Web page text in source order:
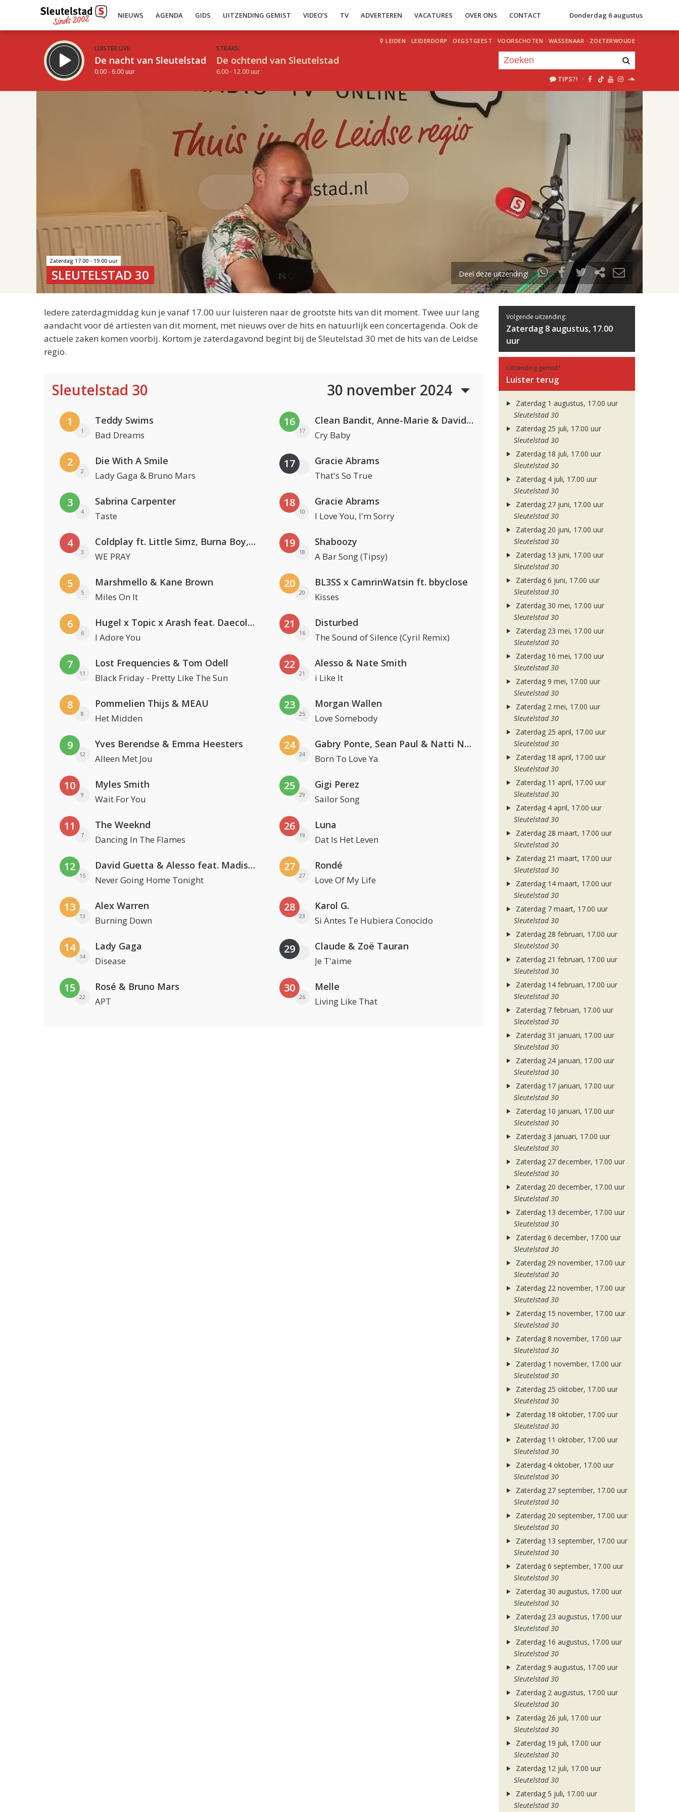
NIEUWS AGENDA GIDS UITZENDING GEMIST VIDEO’S TV ADVERTEREN VACATURES OVER ONS CONTACT Donderdag 6 augustus
LUISTER LIVE:
De nacht van Sleutelstad
0.00 - 6.00 uur
STRAKS:
De ochtend van Sleutelstad
6.00 - 12.00 uur
LEIDEN · LEIDERDORP · OEGSTGEEST · VOORSCHOTEN · WASSENAAR · ZOETERWOUDE
TIPS?! ·
uur 1 van 2
Volgend uur
Zaterdag 17.00 - 19.00 uur
SLEUTELSTAD 30 Deel deze uitzending!
Iedere zaterdagmiddag kun je vanaf 17.00 uur luisteren naar de grootste hits van dit moment. Twee uur lang
aandacht voor dé artiesten van dit moment, met nieuws over de hits en natuurlijk een concertagenda. Ook de
actuele zaken komen voorbij. Kortom je zaterdagavond begint bij de Sleutelstad 30 met de hits van de Leidse
regio.
Sleutelstad 30 30 november 2024
1
1
Teddy Swims
Bad Dreams
2
2
Die With A Smile
Lady Gaga & Bruno Mars
3
4
Sabrina Carpenter
Taste
4
3
Coldplay ft. Little Simz, Burna Boy, Elyanna & Tini
WE PRAY
5
5
Marshmello & Kane Brown
Miles On It
6
6
Hugel x Topic x Arash feat. Daecolm
I Adore You
7
11
Lost Frequencies & Tom Odell
Black Friday - Pretty Like The Sun
8
8
Pommelien Thijs & MEAU
Het Midden
9
12
Yves Berendse & Emma Heesters
Alleen Met Jou
10
9
Myles Smith
Wait For You
11
7
The Weeknd
Dancing In The Flames
12
15
David Guetta & Alesso feat. Madison Love
Never Going Home Tonight
13
13
Alex Warren
Burning Down
14
14
Lady Gaga
Disease
15
22
Rosé & Bruno Mars
APT
16
17
Clean Bandit, Anne-Marie & David Guetta
Cry Baby
17 Gracie Abrams
That's So True
18
10
Gracie Abrams
I Love You, I'm Sorry
19
18
Shaboozy
A Bar Song (Tipsy)
20
20
BL3SS x CamrinWatsin ft. bbyclose
Kisses
21
16
Disturbed
The Sound of Silence (Cyril Remix)
22
21
Alesso & Nate Smith
i Like It
23
25
Morgan Wallen
Love Somebody
24
24
Gabry Ponte, Sean Paul & Natti Natasha
Born To Love Ya
25
29
Gigi Perez
Sailor Song
26
19
Luna
Dat Is Het Leven
27
27
Rondé
Love Of My Life
28
23
Karol G.
Si Antes Te Hubiera Conocido
29 Claude & Zoë Tauran
Je T'aime
30
26
Melle
Living Like That
Volgende uitzending:
Zaterdag 8 augustus, 17.00
uur
Uitzending gemist?
Luister terug
Zaterdag 1 augustus, 17.00 uur
Sleutelstad 30
Zaterdag 25 juli, 17.00 uur
Sleutelstad 30
Zaterdag 18 juli, 17.00 uur
Sleutelstad 30
Zaterdag 4 juli, 17.00 uur
Sleutelstad 30
Zaterdag 27 juni, 17.00 uur
Sleutelstad 30
Zaterdag 20 juni, 17.00 uur
Sleutelstad 30
Zaterdag 13 juni, 17.00 uur
Sleutelstad 30
Zaterdag 6 juni, 17.00 uur
Sleutelstad 30
Zaterdag 30 mei, 17.00 uur
Sleutelstad 30
Zaterdag 23 mei, 17.00 uur
Sleutelstad 30
Zaterdag 16 mei, 17.00 uur
Sleutelstad 30
Zaterdag 9 mei, 17.00 uur
Sleutelstad 30
Zaterdag 2 mei, 17.00 uur
Sleutelstad 30
Zaterdag 25 april, 17.00 uur
Sleutelstad 30
Zaterdag 18 april, 17.00 uur
Sleutelstad 30
Zaterdag 11 april, 17.00 uur
Sleutelstad 30
Zaterdag 4 april, 17.00 uur
Sleutelstad 30
Zaterdag 28 maart, 17.00 uur
Sleutelstad 30
Zaterdag 21 maart, 17.00 uur
Sleutelstad 30
Zaterdag 14 maart, 17.00 uur
Sleutelstad 30
Zaterdag 7 maart, 17.00 uur
Sleutelstad 30
Zaterdag 28 februari, 17.00 uur
Sleutelstad 30
Zaterdag 21 februari, 17.00 uur
Sleutelstad 30
Zaterdag 14 februari, 17.00 uur
Sleutelstad 30
Zaterdag 7 februari, 17.00 uur
Sleutelstad 30
Zaterdag 31 januari, 17.00 uur
Sleutelstad 30
Zaterdag 24 januari, 17.00 uur
Sleutelstad 30
Zaterdag 17 januari, 17.00 uur
Sleutelstad 30
Zaterdag 10 januari, 17.00 uur
Sleutelstad 30
Zaterdag 3 januari, 17.00 uur
Sleutelstad 30
Zaterdag 27 december, 17.00 uur
Sleutelstad 30
Zaterdag 20 december, 17.00 uur
Sleutelstad 30
Zaterdag 13 december, 17.00 uur
Sleutelstad 30
Zaterdag 6 december, 17.00 uur
Sleutelstad 30
Zaterdag 29 november, 17.00 uur
Sleutelstad 30
Zaterdag 22 november, 17.00 uur
Sleutelstad 30
Zaterdag 15 november, 17.00 uur
Sleutelstad 30
Zaterdag 8 november, 17.00 uur
Sleutelstad 30
Zaterdag 1 november, 17.00 uur
Sleutelstad 30
Zaterdag 25 oktober, 17.00 uur
Sleutelstad 30
Zaterdag 18 oktober, 17.00 uur
Sleutelstad 30
Zaterdag 11 oktober, 17.00 uur
Sleutelstad 30
Zaterdag 4 oktober, 17.00 uur
Sleutelstad 30
Zaterdag 27 september, 17.00 uur
Sleutelstad 30
Zaterdag 20 september, 17.00 uur
Sleutelstad 30
Zaterdag 13 september, 17.00 uur
Sleutelstad 30
Zaterdag 6 september, 17.00 uur
Sleutelstad 30
Zaterdag 30 augustus, 17.00 uur
Sleutelstad 30
Zaterdag 23 augustus, 17.00 uur
Sleutelstad 30
Zaterdag 16 augustus, 17.00 uur
Sleutelstad 30
Zaterdag 9 augustus, 17.00 uur
Sleutelstad 30
Zaterdag 2 augustus, 17.00 uur
Sleutelstad 30
Zaterdag 26 juli, 17.00 uur
Sleutelstad 30
Zaterdag 19 juli, 17.00 uur
Sleutelstad 30
Zaterdag 12 juli, 17.00 uur
Sleutelstad 30
Zaterdag 5 juli, 17.00 uur
Sleutelstad 30